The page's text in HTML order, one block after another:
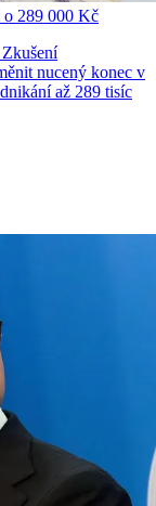
o 289 000 Kč
Zkušení
nucený konec v
až 289 tisíc